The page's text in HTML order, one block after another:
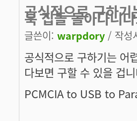
공식적으로 구하
북 집들 돌아다니
글쓴이: warpdory / 작성
공식적으로 구하기는 어
다보면 구할 수 있을 겁
PCMCIA to USB to